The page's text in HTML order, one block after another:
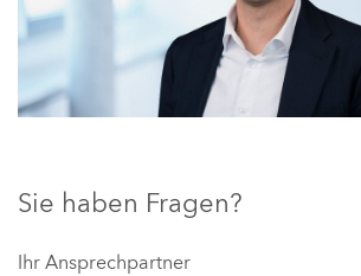
Sie haben Fragen?
Ihr Ansprechpartner